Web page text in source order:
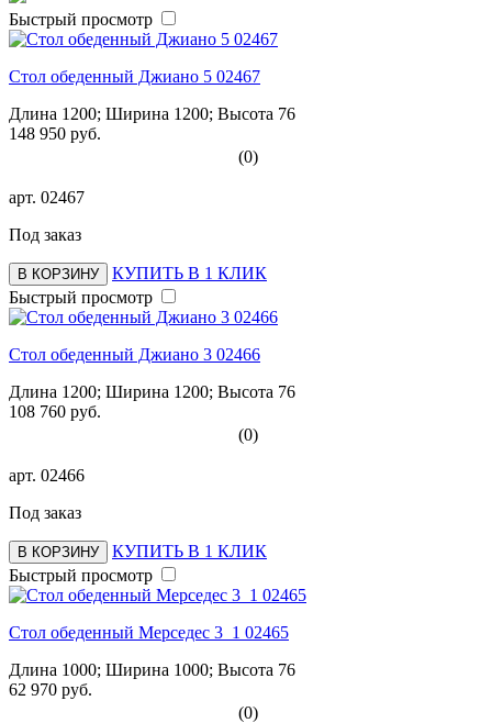
Быстрый просмотр
Стол обеденный Джиано 5 02467
Длина 1200; Ширина 1200; Высота 76
148 950 руб.
(0)
арт. 02467
Под заказ
В КОРЗИНУ
КУПИТЬ В 1 КЛИК
Быстрый просмотр
Стол обеденный Джиано 3 02466
Длина 1200; Ширина 1200; Высота 76
108 760 руб.
(0)
арт. 02466
Под заказ
В КОРЗИНУ
КУПИТЬ В 1 КЛИК
Быстрый просмотр
Стол обеденный Мерседес 3_1 02465
Длина 1000; Ширина 1000; Высота 76
62 970 руб.
(0)